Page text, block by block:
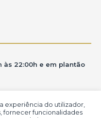
experiência do utilizador,
fornecer funcionalidades
às 22:00h e em plantão